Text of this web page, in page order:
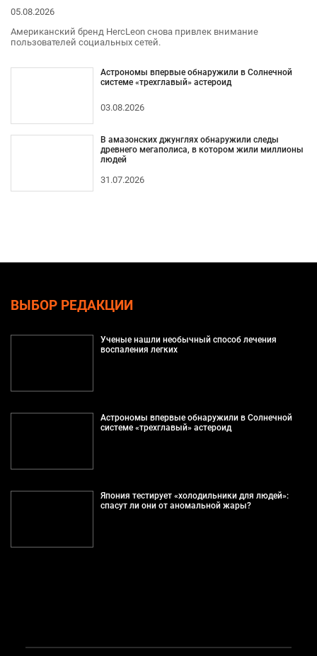
05.08.2026
Американский бренд HercLeon снова привлек внимание
пользователей социальных сетей.
Астрономы впервые обнаружили в Солнечной
системе «трехглавый» астероид
03.08.2026
В амазонских джунглях обнаружили следы
древнего мегаполиса, в котором жили миллионы
людей
31.07.2026
ВЫБОР РЕДАКЦИИ
Ученые нашли необычный способ лечения
воспаления легких
Астрономы впервые обнаружили в Солнечной
системе «трехглавый» астероид
Япония тестирует «холодильники для людей»:
спасут ли они от аномальной жары?